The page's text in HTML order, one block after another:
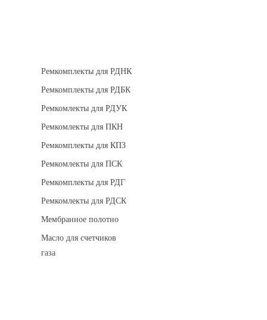
Ремкомплекты для РДНК
Ремкомплекты для РДБК
Ремкомлекты для РДУК
Ремкомлекты для ПКН
Ремкомплекты для КПЗ
Ремкомлекты для ПСК
Ремкомплекты для РДГ
Ремкомлекты для РДСК
Мембранное полотно
Масло для счетчиков
газа